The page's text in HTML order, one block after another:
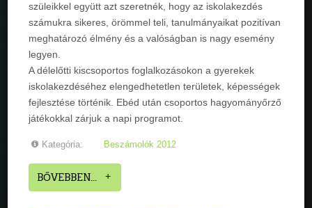
szüleikkel együtt azt szeretnék, hogy az iskolakezdés
számukra sikeres, örömmel teli, tanulmányaikat pozitívan
meghatározó élmény és a valóságban is nagy esemény
legyen.
A délelőtti kiscsoportos foglalkozásokon a gyerekek
iskolakezdéséhez elengedhetetlen területek, képességek
fejlesztése történik. Ebéd után csoportos hagyományőrző
játékokkal zárjuk a napi programot.
Kategória: Beszámolók 2012
BŐVEBBEN...